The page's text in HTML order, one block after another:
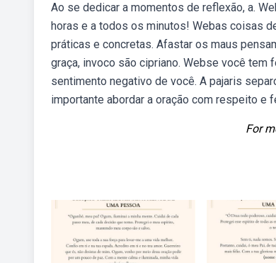
Ao se dedicar a momentos de reflexão, a.
horas e a todos os minutos! Webas coisas
práticas e concretas. Afastar os maus
graça, invoco são cipriano. Webse você tem
sentimento negativo de você. A pajaris
importante abordar a oração com respeito e
For